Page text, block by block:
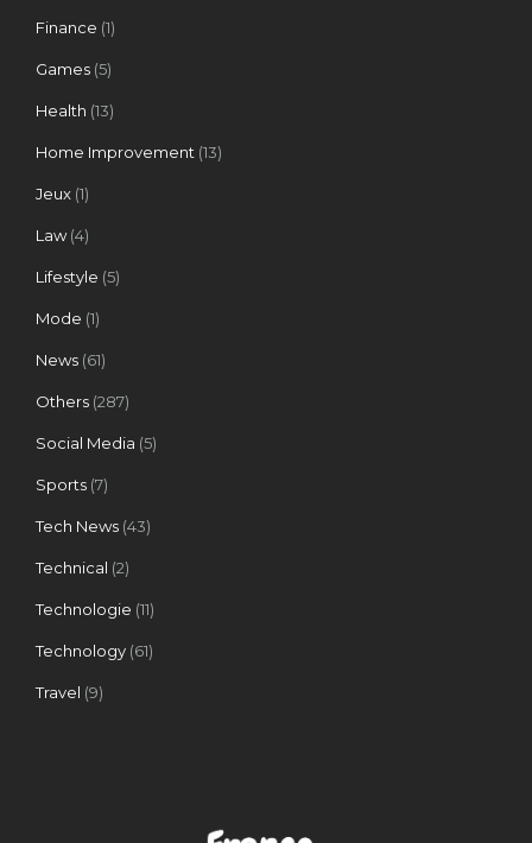
Finance (1)
Games (5)
Health (13)
Home Improvement (13)
Jeux (1)
Law(4)
Lifestyle (5)
Mode (1)
News (61)
Others (287)
Social Media (5)
Sports (7)
Tech News (43)
Technical (2)
Technologie (11)
Technology (61)
Travel (9)